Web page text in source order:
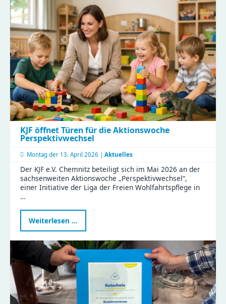
Landtags
zu
Besuch
im
Haus
Liddy
KJF öffnet Türen für die Aktionswoche
Perspektivwechsel
Montag der 13. April 2026 | Aktuelles
Der KJF e.V. Chemnitz beteiligt sich im Mai 2026 an der
sachsenweiten Aktionswoche „Perspektivwechsel“,
einer Initiative der Liga der Freien Wohlfahrtspflege in
…
Weiterlesen …
öffnet
Türen
für
die
Aktionswoche
Perspektivwechsel